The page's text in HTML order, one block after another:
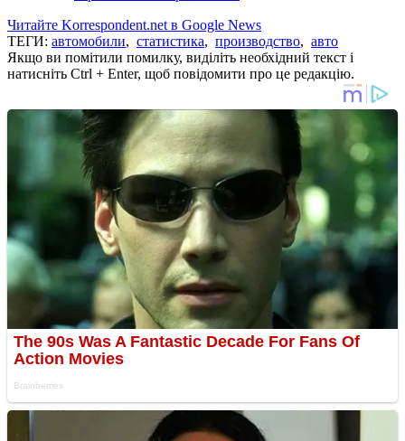
Читайте Korrespondent.net в Google News
ТЕГИ: автомобили, статистика, производство, авто
Якщо ви помітили помилку, виділіть необхідний текст і
натисніть Ctrl + Enter, щоб повідомити про це редакцію.